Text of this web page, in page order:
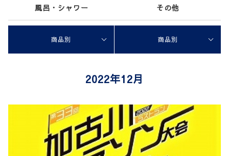
風呂・シャワー その他
商品別 商品別
2022年12月